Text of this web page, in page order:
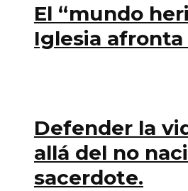
El “mundo
Iglesia afronta
Defender la
allá del no
sacerdote.